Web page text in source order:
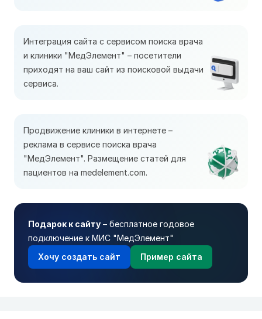
Интеграция сайта с сервисом поиска врача
и клиники "МедЭлемент" – посетители
приходят на ваш сайт из поисковой выдачи
сервиса.
Продвижение клиники в интернете –
реклама в сервисе поиска врача
"МедЭлемент". Размещение статей для
пациентов на medelement.com.
Подарок к сайту – бесплатное годовое
подключение к МИС "МедЭлемент"
Хочу создать сайт
Пример сайта